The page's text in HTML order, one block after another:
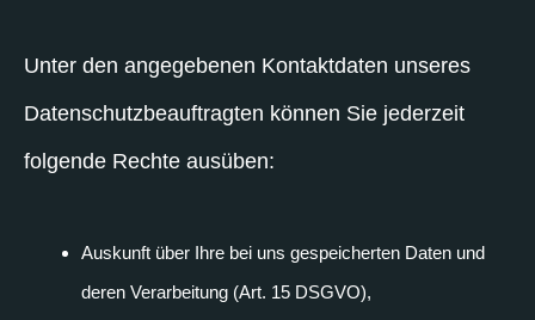
Unter den angegebenen Kontaktdaten unseres
Datenschutzbeauftragten können Sie jederzeit
folgende Rechte ausüben:
Auskunft über Ihre bei uns gespeicherten Daten und
deren Verarbeitung (Art. 15 DSGVO),